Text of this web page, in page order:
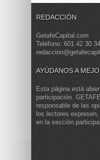
REDACCIÓN
GetafeCapital.com
Teléfono: 601 42 30 34
AYÚDANOS A
Esta página está
participación.
responsable de las
los lectores
en la sección